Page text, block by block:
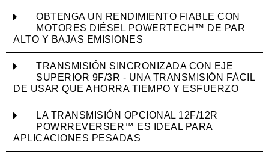
OBTENGA UN RENDIMIENTO FIABLE CON
MOTORES DIÉSEL POWERTECH™ DE PAR
ALTO Y BAJAS EMISIONES
TRANSMISIÓN SINCRONIZADA CON EJE
SUPERIOR 9F/3R - UNA TRANSMISIÓN FÁCIL
DE USAR QUE AHORRA TIEMPO Y ESFUERZO
LA TRANSMISIÓN OPCIONAL 12F/12R
POWRREVERSER™ ES IDEAL PARA
APLICACIONES PESADAS